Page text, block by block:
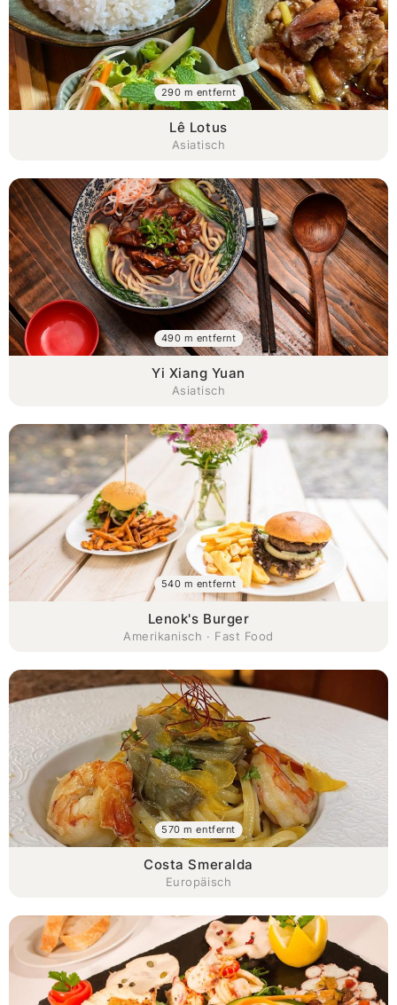
Lê Lotus
Asiatisch
290 m entfernt
Yi Xiang Yuan
Asiatisch
490 m entfernt
Lenok's Burger
Amerikanisch · Fast Food
540 m entfernt
Costa Smeralda
Europäisch
570 m entfernt